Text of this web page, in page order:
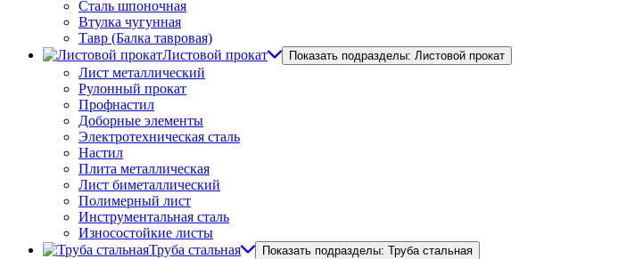
Сталь шпоночная
Втулка чугунная
Тавр (Балка тавровая)
Листовой прокат
Показать подразделы: Листовой прокат
Лист металлический
Рулонный прокат
Профнастил
Доборные элементы
Электротехническая сталь
Настил
Плита металлическая
Лист биметаллический
Полимерный лист
Инструментальная сталь
Износостойкие листы
Труба стальная
Показать подразделы: Труба стальная